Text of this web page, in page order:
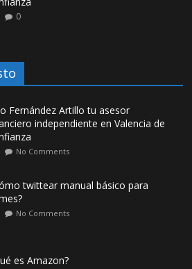
0
Fernández Artillo tu asesor
independiente en Valencia de
No Comments
twittear manual básico para
No Comments
es Amazon?